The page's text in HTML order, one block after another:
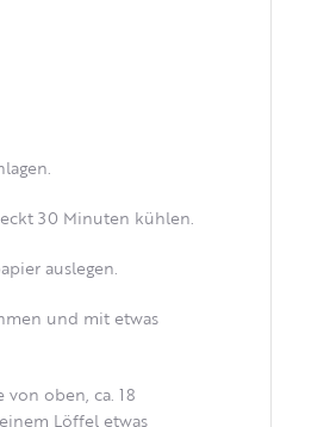
30 Minuten kühlen.
auslegen.
und mit etwas
oben, ca. 18
Löffel etwas